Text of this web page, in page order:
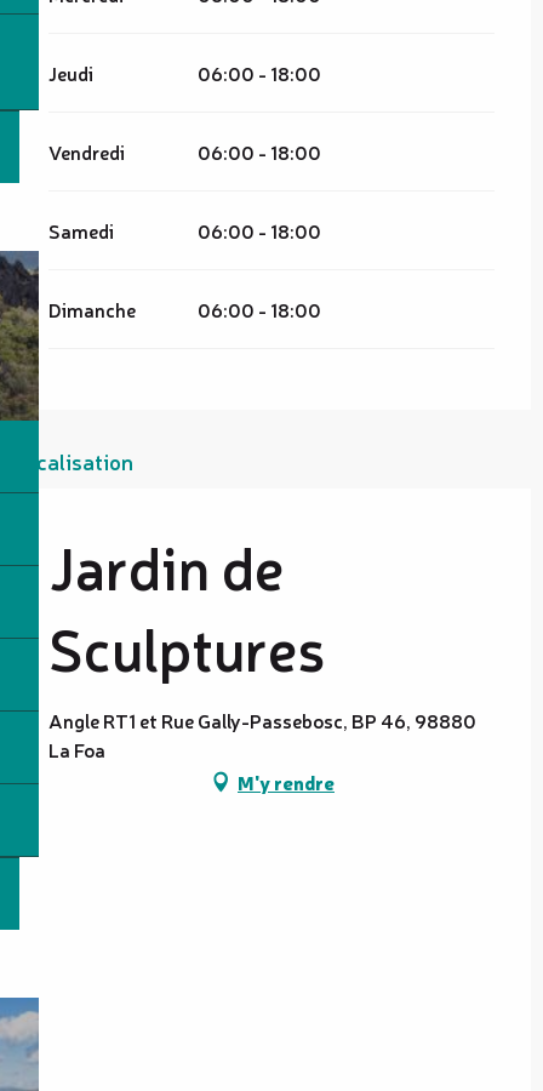
Jeudi 06:00 - 18:00
Vendredi 06:00 - 18:00
Samedi 06:00 - 18:00
Dimanche 06:00 - 18:00
Localisation
Jardin de
Sculptures
Angle RT1 et Rue Gally-Passebosc, BP 46, 98880
La Foa
M'y rendre